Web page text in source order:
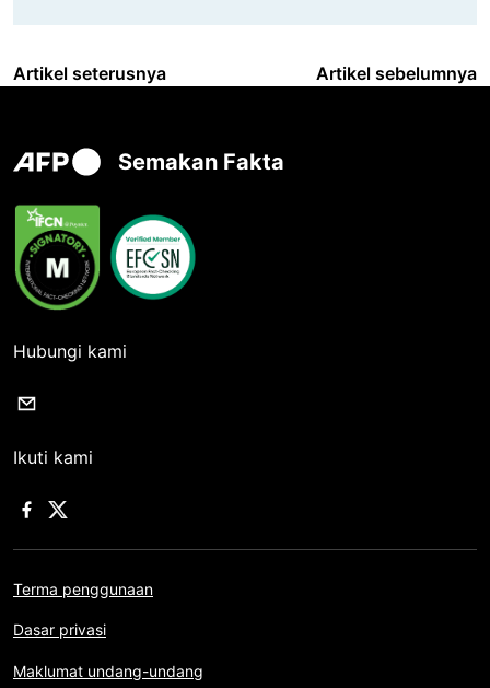
Artikel seterusnya Artikel sebelumnya
Semakan Fakta
Hubungi kami
Ikuti kami
Terma penggunaan
Dasar privasi
Maklumat undang-undang